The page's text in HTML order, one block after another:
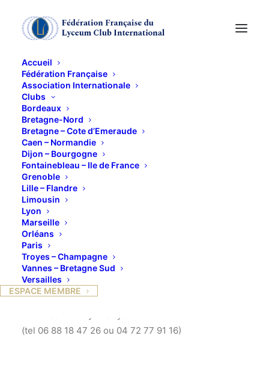
Accueil
Fédération Française
Association Internationale
Clubs
Bordeaux
Bretagne-Nord
Bretagne – Cote d’Emeraude
Caen – Normandie
Dijon – Bourgogne
Fontainebleau – Ile de France
Grenoble
Lille – Flandre
Limousin
Lyon
Marseille
Orléans
Paris
Troyes – Champagne
Vannes – Bretagne Sud
Versailles
ESPACE MEMBRE
L'HEURE ANGLAISE
9 AVRIL 2013
L’Heure anglaise,
(responsable Colette Vignal)
Mardi 9 Avril 2013 à 15 heures
chez : Christiane JOANNY
Les terrasses de Manon, 57 chemin de Chavril,
(tel 06 88 18 47 26 ou 04 72 77 91 16)